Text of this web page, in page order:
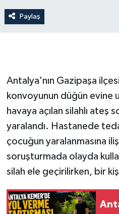
Paylaş
Antalya'nın Gazipaşa
konvoyunun düğün evine
havaya açılan silahlı ateş
yaralandı. Hastanede
çocuğun yaralanmasına
soruşturmada olayda
silah ele geçirilirken, bir